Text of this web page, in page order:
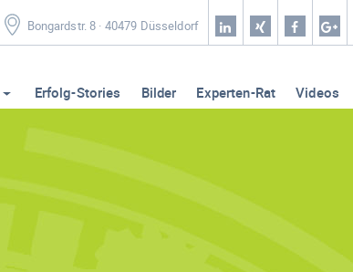
Bongardstr. 8 · 40479 Düsseldorf
Erfolg-Stories Bilder Experten-Rat Videos